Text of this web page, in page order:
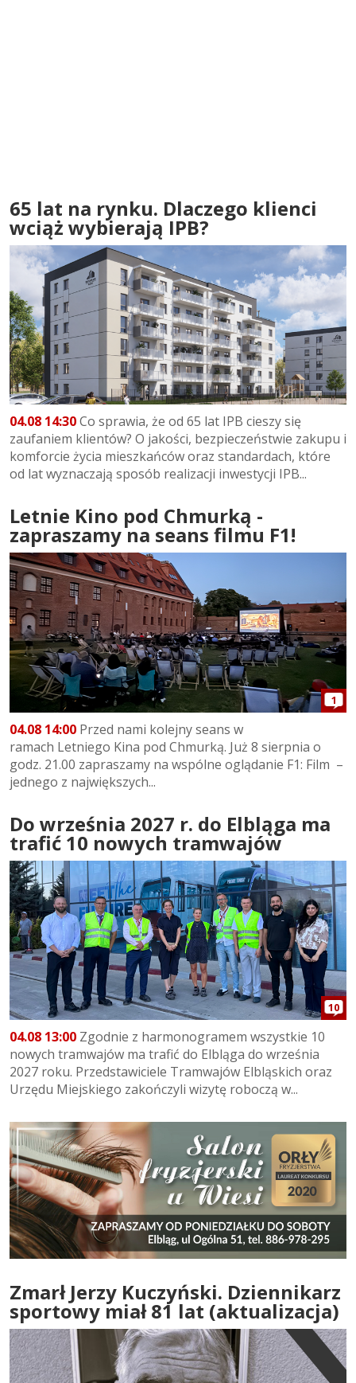
65 lat na rynku. Dlaczego klienci
wciąż wybierają IPB?
04.08 14:30Co sprawia, że od 65 lat IPB cieszy się
zaufaniem klientów? O jakości, bezpieczeństwie zakupu i
komforcie życia mieszkańców oraz standardach, które
od lat wyznaczają sposób realizacji inwestycji IPB...
Letnie Kino pod Chmurką -
zapraszamy na seans filmu F1!
1
04.08 14:00 Przed nami kolejny seans w
ramach Letniego Kina pod Chmurką. Już 8 sierpnia o
godz. 21.00 zapraszamy na wspólne oglądanie F1: Film –
jednego z największych...
Do września 2027 r. do Elbląga ma
trafić 10 nowych tramwajów
10
04.08 13:00 Zgodnie z harmonogramem wszystkie 10
nowych tramwajów ma trafić do Elbląga do września
2027 roku. Przedstawiciele Tramwajów Elbląskich oraz
Urzędu Miejskiego zakończyli wizytę roboczą w...
Zmarł Jerzy Kuczyński. Dziennikarz
sportowy miał 81 lat (aktualizacja)